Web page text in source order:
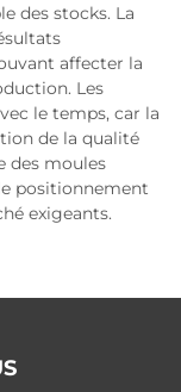
des stocks. La
affecter la
Les
le temps, car la
de la qualité
des moules
positionnement
exigeants.